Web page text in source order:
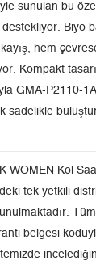
sunulan bu
destekliyor. Biyo
hem
Kompakt
GMA-P2110-
sadelikle
WOMEN Kol
tek yetkili
belgesi